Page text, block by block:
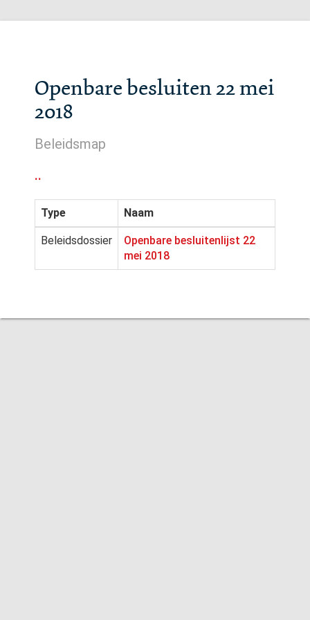
Openbare besluiten 22 mei
2018
Beleidsmap
..
Type Naam
Beleidsdossier
Openbare besluitenlijst 22
mei 2018